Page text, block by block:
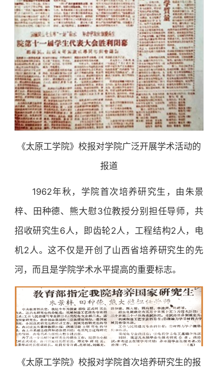
《太原工学院》校报对学院广泛开展学术活动的
报道
1962年秋，学院首次培养研究生，由朱景
梓、田种德、熊大慰3位教授分别担任导师，共
招收研究生6人，即齿轮2人，工程结构2人，电
机2人。这不仅是开创了山西省培养研究生的先
河，而且是学院学术水平提高的重要标志。
《太原工学院》校报对学院首次培养研究生的报